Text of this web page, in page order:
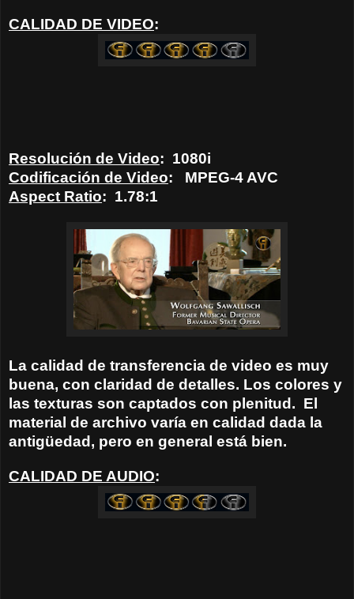
CALIDAD DE VIDEO:
Resolución de Video: 1080i
Codificación de Video:
MPEG-4 AVC
Aspect Ratio: 1.78:1
La calidad de transferencia de video es muy
buena, con claridad de detalles. Los colores y
las texturas son captados con plenitud. El
material de archivo varía en calidad dada la
antigüedad, pero en general está bien.
CALIDAD DE AUDIO: